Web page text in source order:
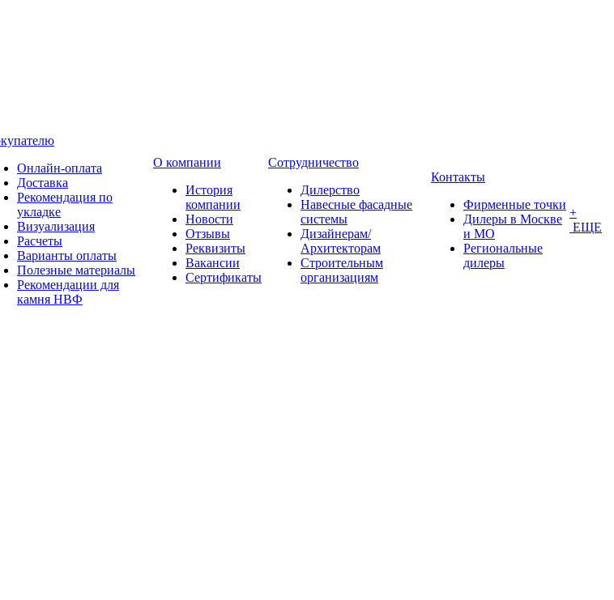
Онлайн-оплата
Доставка
Рекомендация по
укладке
Визуализация
Расчеты
Варианты оплаты
Полезные материалы
Рекомендации для
камня НВФ
О компании
История
компании
Новости
Отзывы
Реквизиты
Вакансии
Сертификаты
Сотрудничество
Дилерство
Навесные фасадные
системы
Дизайнерам/
Архитекторам
Строительным
организациям
Контакты
Фирменные точки
Дилеры в Москве
и МО
Региональные
дилеры
+
ЕЩЕ